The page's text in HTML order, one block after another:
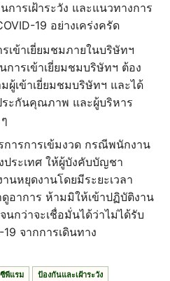
ารเฝ้าระวัง และแนวทางการ
19 อย่างเคร่งครัด
เข้าเยี่ยมชมภายในบริษัทฯ
ารเข้าเยี่ยมชมบริษัทฯ ต้อง
ผู้เข้าเยี่ยมชมบริษัทฯ และได้
ะกันคุณภาพ และผู้บริหาร
ารการเข้มงวด กรณีพนักงาน
ประเทศ ให้ผู้บังคับบัญชา
นหยุดงานโดยมีระยะเวลา
ดูอาการ ห้ามมิให้เข้าปฏิบัติงาน
กว่าจะเชื่อมั่นได้ว่าไม่ได้รับ
จากการเดินทาง
ซีพีแรม
ป้องกันและเฝ้าระวัง